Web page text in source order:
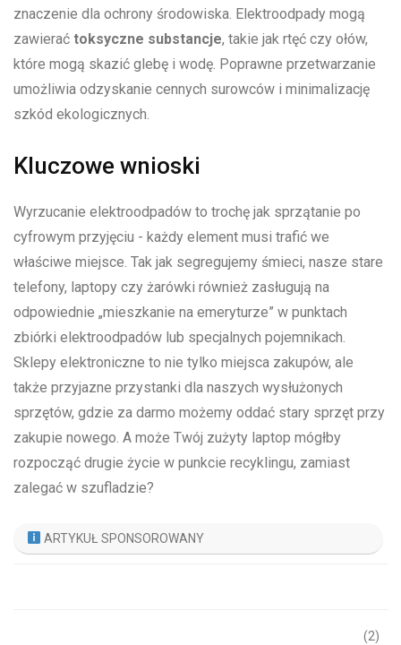
znaczenie dla ochrony środowiska. Elektroodpady mogą ​
zawierać toksyczne substancje, takie jak rtęć czy ołów,
które mogą skazić⁢ glebę i wodę. Poprawne​ przetwarzanie
umożliwia odzyskanie ⁤cennych surowców i minimalizację
szkód ekologicznych.
Kluczowe wnioski
Wyrzucanie elektroodpadów to trochę jak sprzątanie po
cyfrowym przyjęciu -⁤ każdy element musi ⁤trafić we
właściwe⁣ miejsce. Tak jak segregujemy śmieci, ⁢nasze stare
telefony,‌ laptopy czy żarówki również zasługują na
odpowiednie „mieszkanie na emeryturze” w punktach
zbiórki elektroodpadów ⁢lub specjalnych pojemnikach.
Sklepy ‌elektroniczne to ​nie tylko miejsca zakupów, ale
także przyjazne przystanki dla naszych ‌wysłużonych
sprzętów, gdzie za darmo możemy oddać stary sprzęt przy
zakupie nowego. A może Twój zużyty laptop mógłby
rozpocząć drugie życie w punkcie recyklingu, zamiast
zalegać w szufladzie?
ARTYKUŁ SPONSOROWANY
(2)